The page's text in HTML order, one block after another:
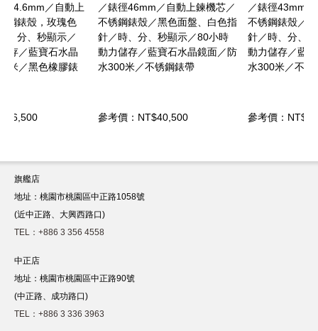
錶
／錶徑46mm／自動上鍊機芯／
不锈鋼錶殼／黑色面盤、白色指
針／時、分、秒顯示／80小時
動力儲存／藍寶石水晶鏡面／防
水300米／不锈鋼錶帶
參考價：NT$40,500
錶
／錶徑43mm／自動上鍊機芯／
不锈鋼錶殼／白色面盤、白色指
針／時、分、秒顯示／80小時
動力儲存／藍寶石水晶鏡面／防
水300米／不锈鋼錶帶
參考價：NT$35,000
旗艦店
地址：桃園市桃園區中正路1058號
(近中正路、大興西路口)
TEL：+886 3 356 4558
中正店
地址：桃園市桃園區中正路90號
(中正路、成功路口)
TEL：+886 3 336 3963